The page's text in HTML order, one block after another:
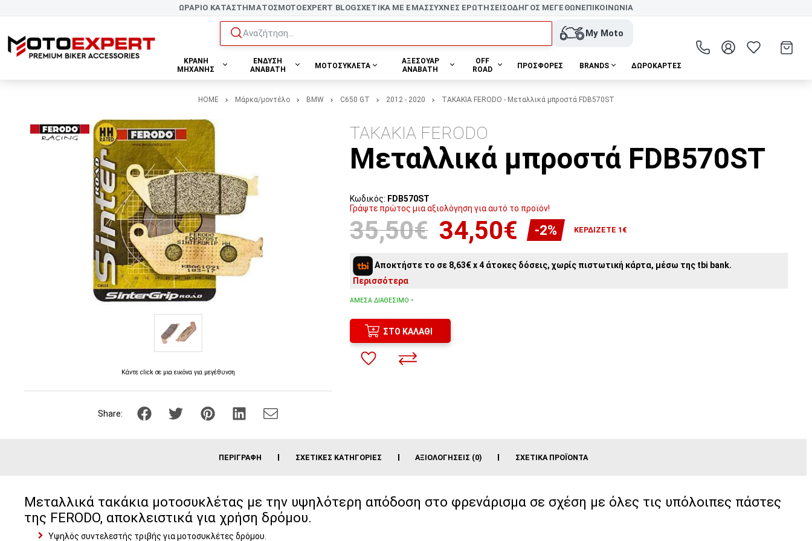
ΩΡΑΡΙΟ ΚΑΤΑΣΤΗΜΑΤΟΣMOTOEXPERT BLOGΣΧΕΤΙΚΑ ΜΕ ΕΜΑΣΣΥΧΝΕΣ ΕΡΩΤΗΣΕΙΣΟΔΗΓΟΣ ΜΕΓΕΘΩΝΕΠΙΚΟΙΝΩΝΙΑ
Αναζήτηση... My Moto
ΚΡΑΝΗ
ΜΗΧΑΝΗΣ
ΕΝΔΥΣΗ
ΑΝΑΒΑΤΗ
ΜΟΤΟΣΥΚΛΕΤΑ
ΑΞΕΣΟΥΑΡ
ΑΝΑΒΑΤΗ
OFF
ROAD
ΠΡΟΣΦΟΡΕΣ BRANDS ΔΩΡΟΚΆΡΤΕΣ
HOME Μάρκα/μοντέλο BMW C650 GT 2012 - 2020 ΤΑΚΑΚΙΑ FERODO - Μεταλλικά μπροστά FDB570ST
Κάντε click σε μια εικόνα για μεγέθυνση
Share:
ΤΑΚΑΚΙΑ FERODO
Μεταλλικά μπροστά FDB570ST
Κωδικός: FDB570ST
Γράψτε πρώτος μια αξιολόγηση για αυτό το προϊόν!
35,50€ 34,50€ -2% ΚΕΡΔΊΖΕΤΕ 1€
Αποκτήστε το σε 8,63€ x 4 άτοκες δόσεις, χωρίς πιστωτική κάρτα, μέσω της tbi bank.
Περισσότερα
ΆΜΕΣΑ ΔΙΑΘΈΣΙΜΟ •
ΣΤΟ ΚΑΛΆΘΙ
ΠΕΡΙΓΡΑΦΉ ΣΧΕΤΙΚΈΣ ΚΑΤΗΓΟΡΊΕΣ ΑΞΙΟΛΟΓΉΣΕΙΣ (0) ΣΧΕΤΙΚΆ ΠΡΟΪΌΝΤΑ
Μεταλλικά τακάκια μοτοσυκλέτας με την υψηλότερη απόδοση στο φρενάρισμα σε σχέση με όλες τις υπόλοιπες πάστες
της FERODO, αποκλειστικά για χρήση δρόμου.
Υψηλός συντελεστής τριβής για μοτοσυκλέτες δρόμου.